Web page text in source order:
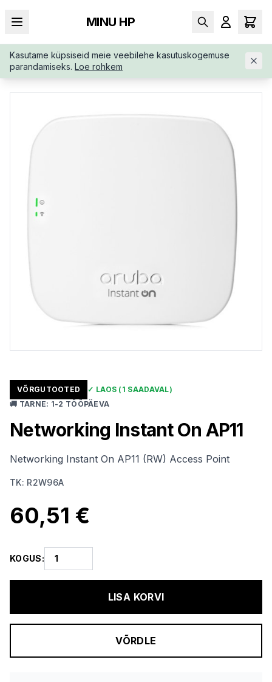
MINU HP
Kasutame küpsiseid meie veebilehe kasutuskogemuse
parandamiseks. Loe rohkem
AVALEHT / TUGIJAAMAD /
NETWORKING-INSTANT-ON-AP11-R
W-R2W96A
VÕRGUTOOTED ✓ LAOS (1 SAADAVAL)
🚚 TARNE: 1-2 TÖÖPÄEVA
Networking Instant On AP11
Networking Instant On AP11 (RW) Access Point
TK: R2W96A
60,51 €
KOGUS:
LISA KORVI
VÕRDLE